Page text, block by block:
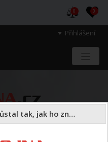
Přihlášení
0 0
Nastavení cookies: Aby web zůstal tak, jak ho znáte